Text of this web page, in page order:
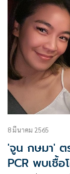
8 มีนาคม 2565
'จูน กษมา' ต
PCR พบเ